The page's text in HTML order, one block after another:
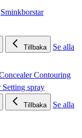
Sminkborstar
Tillbaka
Se alla
Contouring
Setting spray
Tillbaka
Se alla